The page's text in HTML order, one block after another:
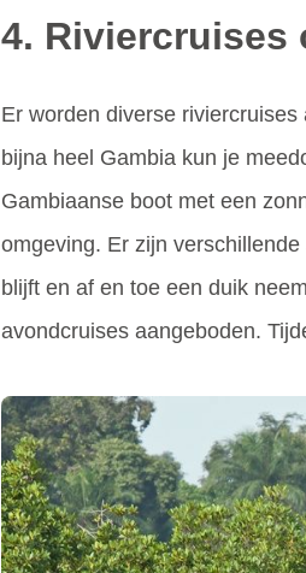
4. Riviercruises
Er worden diverse
bijna heel Gambia kun je
Gambiaanse boot met een
omgeving. Er zijn
blijft en af en toe een duik
avondcruises aangeboden.